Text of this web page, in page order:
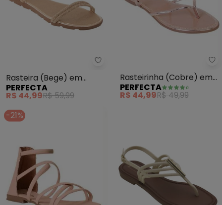
Perfecta - Rasteira (Bege) em
Rasteira (Bege) em
Sintético com Strass
PERFECTA
R$ 44,99R$ 59,99
Rasteirinha (Cobre) em
Sintético Metalizado
PERFECTA
R$ 44,99R$ 49,99
-21%